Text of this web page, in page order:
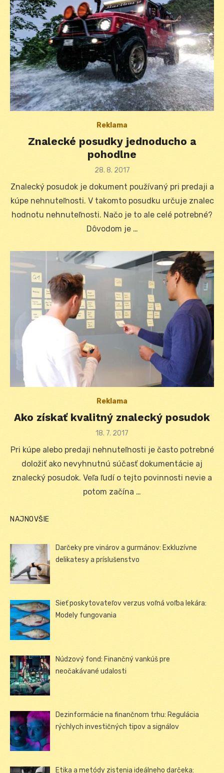
Reklama
Znalecké posudky jednoducho a
pohodlne
Posted
28. 8. 2017
Znalecký posudok je dokument používaný pri predaji a
kúpe nehnuteľnosti. V takomto posudku určuje znalec
hodnotu nehnuteľnosti. Načo je to ale celé potrebné?
Dôvodom je …
Reklama
Ako získať kvalitný znalecký posudok
Posted
18. 7. 2017
Pri kúpe alebo predaji nehnuteľnosti je často potrebné
doložiť ako nevyhnutnú súčasť dokumentácie aj
znalecký posudok. Veľa ľudí o tejto povinnosti nevie a
potom začína …
NAJNOVŠIE
Darčeky pre vinárov a gurmánov: Exkluzívne
delikatesy a príslušenstvo
Sieť poskytovateľov verzus voľná voľba lekára:
Modely fungovania
Núdzový fond: Finančný vankúš pre
neočakávané udalosti
Dezinformácie na finančnom trhu: Regulácia
rýchlych investičných tipov a signálov
Etika a metódy zistenia ideálneho darčeka: